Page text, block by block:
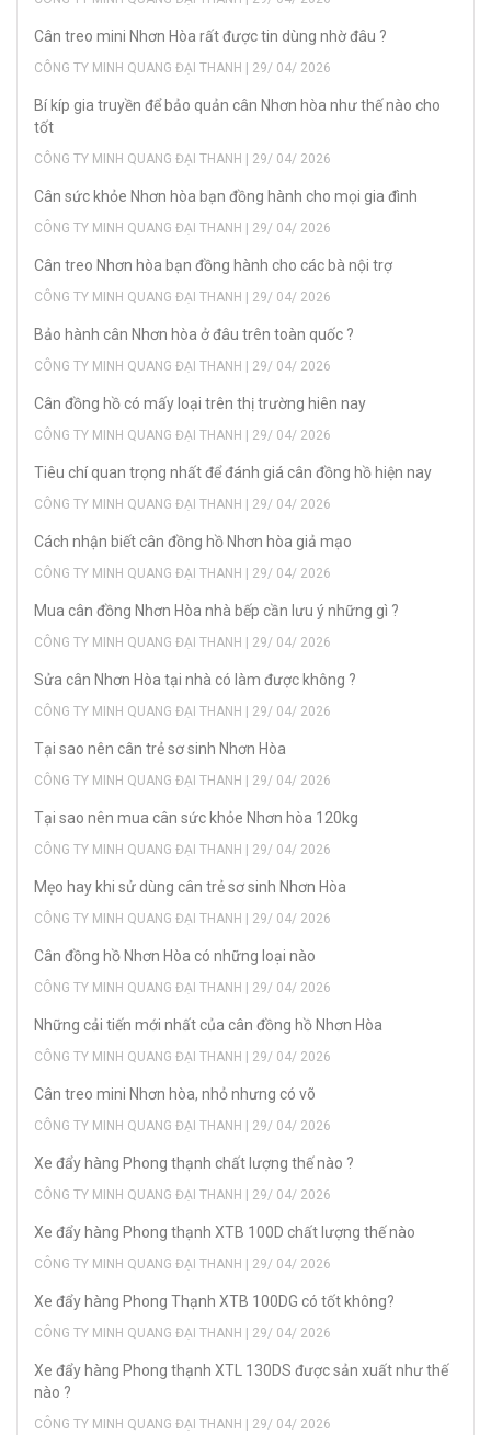
Cân treo mini Nhơn Hòa rất được tin dùng nhờ đâu ?
CÔNG TY MINH QUANG ĐẠI THANH | 29/ 04/ 2026
Bí kíp gia truyền để bảo quản cân Nhơn hòa như thế nào cho
tốt
CÔNG TY MINH QUANG ĐẠI THANH | 29/ 04/ 2026
Cân sức khỏe Nhơn hòa bạn đồng hành cho mọi gia đình
CÔNG TY MINH QUANG ĐẠI THANH | 29/ 04/ 2026
Cân treo Nhơn hòa bạn đồng hành cho các bà nội trợ
CÔNG TY MINH QUANG ĐẠI THANH | 29/ 04/ 2026
Bảo hành cân Nhơn hòa ở đâu trên toàn quốc ?
CÔNG TY MINH QUANG ĐẠI THANH | 29/ 04/ 2026
Cân đồng hồ có mấy loại trên thị trường hiên nay
CÔNG TY MINH QUANG ĐẠI THANH | 29/ 04/ 2026
Tiêu chí quan trọng nhất để đánh giá cân đồng hồ hiện nay
CÔNG TY MINH QUANG ĐẠI THANH | 29/ 04/ 2026
Cách nhận biết cân đồng hồ Nhơn hòa giả mạo
CÔNG TY MINH QUANG ĐẠI THANH | 29/ 04/ 2026
Mua cân đồng Nhơn Hòa nhà bếp cần lưu ý những gì ?
CÔNG TY MINH QUANG ĐẠI THANH | 29/ 04/ 2026
Sửa cân Nhơn Hòa tại nhà có làm được không ?
CÔNG TY MINH QUANG ĐẠI THANH | 29/ 04/ 2026
Tại sao nên cân trẻ sơ sinh Nhơn Hòa
CÔNG TY MINH QUANG ĐẠI THANH | 29/ 04/ 2026
Tại sao nên mua cân sức khỏe Nhơn hòa 120kg
CÔNG TY MINH QUANG ĐẠI THANH | 29/ 04/ 2026
Mẹo hay khi sử dùng cân trẻ sơ sinh Nhơn Hòa
CÔNG TY MINH QUANG ĐẠI THANH | 29/ 04/ 2026
Cân đồng hồ Nhơn Hòa có những loại nào
CÔNG TY MINH QUANG ĐẠI THANH | 29/ 04/ 2026
Những cải tiến mới nhất của cân đồng hồ Nhơn Hòa
CÔNG TY MINH QUANG ĐẠI THANH | 29/ 04/ 2026
Cân treo mini Nhơn hòa, nhỏ nhưng có võ
CÔNG TY MINH QUANG ĐẠI THANH | 29/ 04/ 2026
Xe đẩy hàng Phong thạnh chất lượng thế nào ?
CÔNG TY MINH QUANG ĐẠI THANH | 29/ 04/ 2026
Xe đẩy hàng Phong thạnh XTB 100D chất lượng thế nào
CÔNG TY MINH QUANG ĐẠI THANH | 29/ 04/ 2026
Xe đẩy hàng Phong Thạnh XTB 100DG có tốt không?
CÔNG TY MINH QUANG ĐẠI THANH | 29/ 04/ 2026
Xe đẩy hàng Phong thạnh XTL 130DS được sản xuất như thế
nào ?
CÔNG TY MINH QUANG ĐẠI THANH | 29/ 04/ 2026